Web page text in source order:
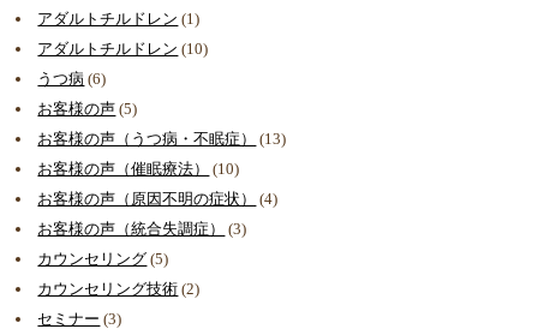
アダルトチルドレン (1)
アダルトチルドレン (10)
うつ病 (6)
お客様の声 (5)
お客様の声（うつ病・不眠症）
(13)
お客様の声（催眠療法）
(10)
お客様の声（原因不明の症状）
(4)
お客様の声（統合失調症）
(3)
カウンセリング (5)
カウンセリング技術 (2)
セミナー (3)